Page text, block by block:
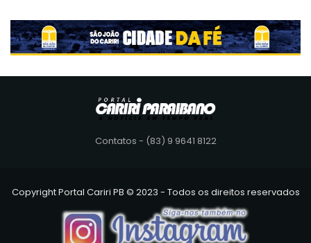
Contatos - (83) 9 9641 8122
Copyright Portal Cariri PB © 2023 - Todos os direitos reservados